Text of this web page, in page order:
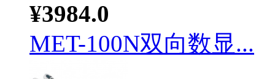
¥3984.0
MET-100N双向数显...